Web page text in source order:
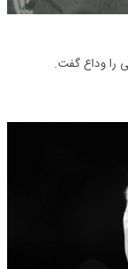
را وداع گفت.